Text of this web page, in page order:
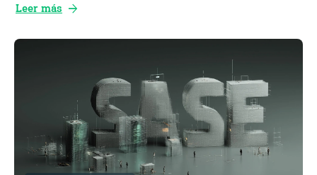
Leer más arrow_forward